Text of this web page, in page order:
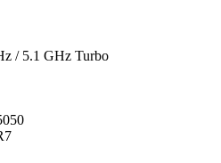
/ 5.1 GHz Turbo